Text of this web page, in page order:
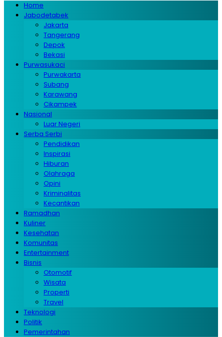
Home
Jabodetabek
Jakarta
Tangerang
Depok
Bekasi
Purwasukaci
Purwakarta
Subang
Karawang
Cikampek
Nasional
Luar Negeri
Serba Serbi
Pendidikan
Inspirasi
Hiburan
Olahraga
Opini
Kriminalitas
Kecantikan
Ramadhan
Kuliner
Kesehatan
Komunitas
Entertainment
Bisnis
Otomotif
Wisata
Properti
Travel
Teknologi
Politik
Pemerintahan